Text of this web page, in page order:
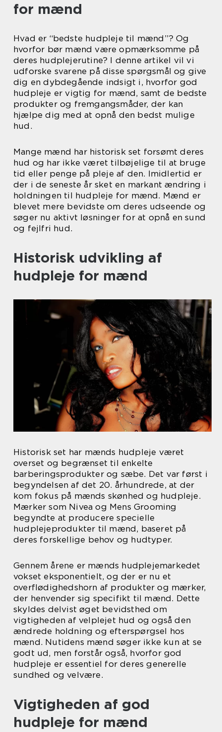
for mænd
Hvad er “bedste hudpleje til mænd”? Og
hvorfor bør mænd være opmærksomme på
deres hudplejerutine? I denne artikel vil vi
udforske svarene på disse spørgsmål og give
dig en dybdegående indsigt i, hvorfor god
hudpleje er vigtig for mænd, samt de bedste
produkter og fremgangsmåder, der kan
hjælpe dig med at opnå den bedst mulige
hud.
Mange mænd har historisk set forsømt deres
hud og har ikke været tilbøjelige til at bruge
tid eller penge på pleje af den. Imidlertid er
der i de seneste år sket en markant ændring i
holdningen til hudpleje for mænd. Mænd er
blevet mere bevidste om deres udseende og
søger nu aktivt løsninger for at opnå en sund
og fejlfri hud.
Historisk udvikling af
hudpleje for mænd
Historisk set har mænds hudpleje været
overset og begrænset til enkelte
barberingsprodukter og sæbe. Det var først i
begyndelsen af det 20. århundrede, at der
kom fokus på mænds skønhed og hudpleje.
Mærker som Nivea og Mens Grooming
begyndte at producere specielle
hudplejeprodukter til mænd, baseret på
deres forskellige behov og hudtyper.
Gennem årene er mænds hudplejemarkedet
vokset eksponentielt, og der er nu et
overflødighedshorn af produkter og mærker,
der henvender sig specifikt til mænd. Dette
skyldes delvist øget bevidsthed om
vigtigheden af velplejet hud og også den
ændrede holdning og efterspørgsel hos
mænd. Nutidens mænd søger ikke kun at se
godt ud, men forstår også, hvorfor god
hudpleje er essentiel for deres generelle
sundhed og velvære.
Vigtigheden af god
hudpleje for mænd